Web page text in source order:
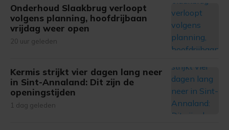
Onderhoud Slaakbrug verloopt
volgens planning, hoofdrijbaan
vrijdag weer open
20 uur geleden
Kermis strijkt vier dagen lang neer
in Sint-Annaland: Dit zijn de
openingstijden
1 dag geleden